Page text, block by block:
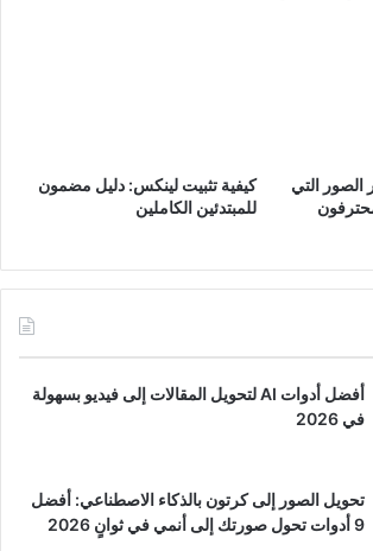
الصور التي
كيفية تثبيت لينكس: دليل مضمون
للمبتدئين الكاملين
أفضل أدوات AI لتحويل المقالات إلى فيديو بسهولة
في 2026
تحويل الصور إلى كرتون بالذكاء الاصطناعي: أفضل
9 أدوات تحول صورتك إلى أنمي في ثوانٍ 2026